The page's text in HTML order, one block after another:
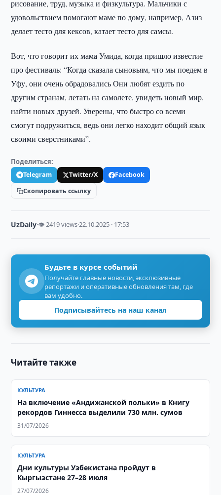
рисование, труд, музыка и физкультура. Мальчики с
удовольствием помогают маме по дому, например, Азиз
делает тесто для кексов, катает тесто для самсы.
Вот, что говорит их мама Умида, когда пришло известие
про фестиваль: “Когда сказала сыновьям, что мы поедем в
Уфу, они очень обрадовались Они любят ездить по
другим странам, летать на самолете, увидеть новый мир,
найти новых друзей. Уверены, что быстро со всеми
смогут подружиться, ведь они легко находит общий язык
своими сверстниками”.
Поделиться:
Telegram Twitter/X
Facebook
Скопировать ссылку
UzDaily·👁 2419 views·22.10.2025 · 17:53
Будьте в курсе событий
Получайте главные новости, эксклюзивные
репортажи и оперативные обновления там, где
вам удобно.
Подписывайтесь на наш канал
Читайте также
КУЛЬТУРА
На включение «Андижанской польки» в Книгу
рекордов Гиннесса выделили 730 млн. сумов
31/07/2026
КУЛЬТУРА
Дни культуры Узбекистана пройдут в
Кыргызстане 27–28 июля
27/07/2026